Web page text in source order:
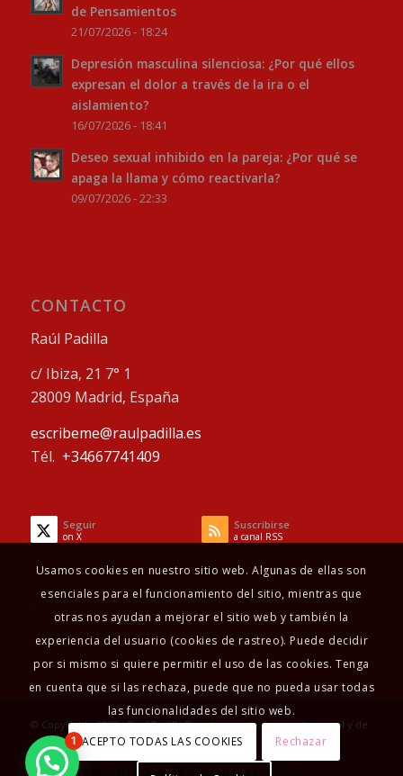
de Pensamientos
21/07/2026 - 18:24
Depresión masculina silenciosa: ¿Por qué ellos
expresan el dolor a través de la ira o el
aislamiento?
16/07/2026 - 18:41
Deseo sexual inhibido en la pareja: ¿Por qué se
apaga la llama y cómo reactivarla?
09/07/2026 - 22:33
CONTACTO
Raúl Padilla
c/ Ibiza, 21 7° 1
28009 Madrid, España
escribeme@raulpadilla.es
Tél. +34667741409
Seguir
on X
Suscribirse
a canal RSS
© Copyright - 2025 - Raul Padilla Psicoterapeuta, terapeuta sexual y de
pareja
Diseño Web
Usamos cookies en nuestro sitio web. Algunas de ellas son
esenciales para el funcionamiento del sitio, mientras que
otras nos ayudan a mejorar el sitio web y también la
experiencia del usuario (cookies de rastreo). Puede decidir
por si mismo si quiere permitir el uso de las cookies. Tenga
en cuenta que si las rechaza, puede que no pueda usar todas
las funcionalidades del sitio web.
ACEPTO TODAS LAS COOKIES Rechazar
1